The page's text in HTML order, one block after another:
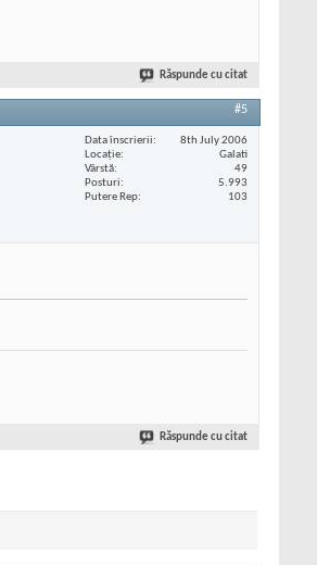
Răspunde cu citat
#5
Data înscrierii
8th July 2006
Locaţie
Galati
Vârstă
49
Posturi
5.993
Putere Rep
103
Răspunde cu citat